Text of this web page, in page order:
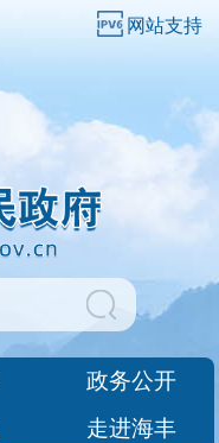
网站支持
政务公开
走进海丰